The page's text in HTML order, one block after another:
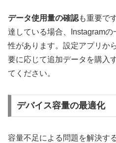
データ使用量の確認も重要で
達している場合、Instagram
性があります。設定アプリか
要に応じて追加データを購入
てください。
デバイス容量の最適化
容量不足による問題を解決す